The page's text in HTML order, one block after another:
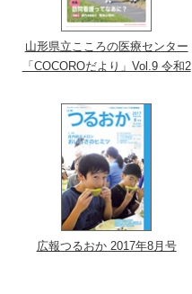
山形県立こころの医療センター
「COCOROだより」Vol.9 令和2
広報つるおか 2017年8月号